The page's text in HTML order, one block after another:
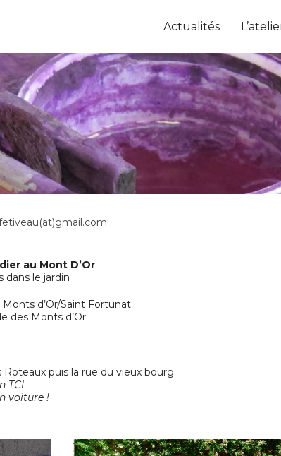
Actualités
au Mont D’Or
dans le jardin
d’Or/Saint Fortunat
des Monts d’Or
puis la rue du vieux bourg
TCL
voiture !